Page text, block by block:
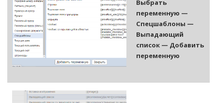
Выбрать
переменную —
Спецшаблоны —
Выпадающий
список — Добавить
переменную